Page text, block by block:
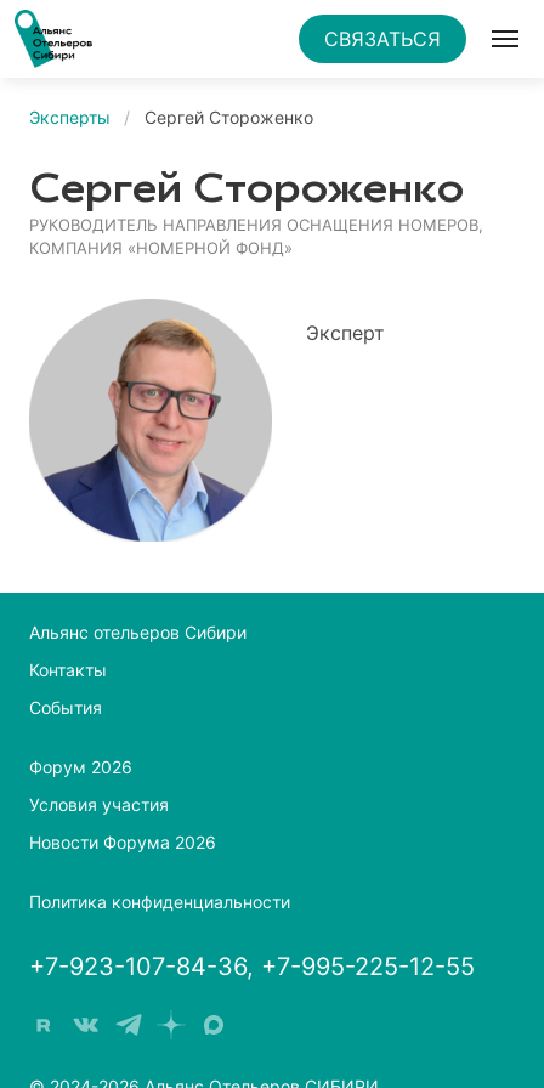
СВЯЗАТЬСЯ
Эксперты Сергей Стороженко
Сергей Стороженко
РУКОВОДИТЕЛЬ НАПРАВЛЕНИЯ ОСНАЩЕНИЯ НОМЕРОВ,
КОМПАНИЯ «НОМЕРНОЙ ФОНД»
Эксперт
Альянс отельеров Сибири
Контакты
События
Форум 2026
Условия участия
Новости Форума 2026
Политика конфиденциальности
+7-923-107-84-36, +7-995-225-12-55